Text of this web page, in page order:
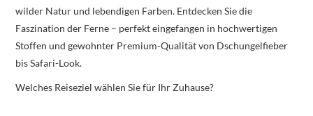
wilder Natur und lebendigen Farben. Entdecken Sie die
Faszination der Ferne – perfekt eingefangen in hochwertigen
Stoffen und gewohnter Premium-Qualität von Dschungelfieber
bis Safari-Look.
Welches Reiseziel wählen Sie für Ihr Zuhause?